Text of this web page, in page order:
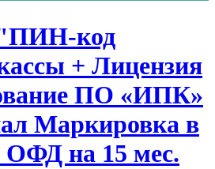
код
+ Лицензия
ПО «ИПК»
Маркировка в
на 15 мес.